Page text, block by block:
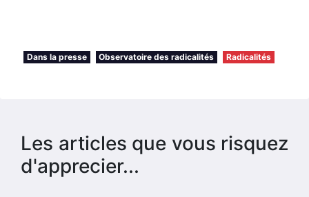
Dans la presse Observatoire des radicalités Radicalités
Les articles que vous risquez
d'apprecier...